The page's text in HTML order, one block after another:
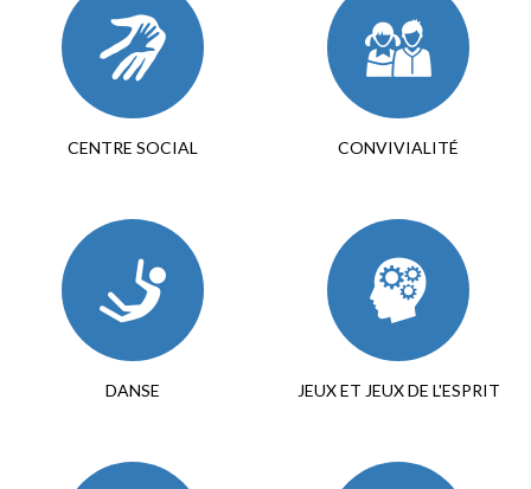
CENTRE SOCIAL CONVIVIALITÉ
DANSE JEUX ET JEUX DE L'ESPRIT